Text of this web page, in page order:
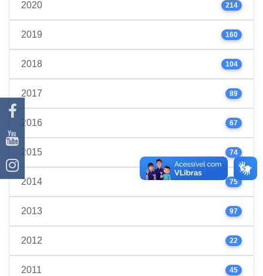
2020 214
2019 160
2018 104
2017 89
2016 67
2015 74
2014 75
2013 97
2012 22
2011 45